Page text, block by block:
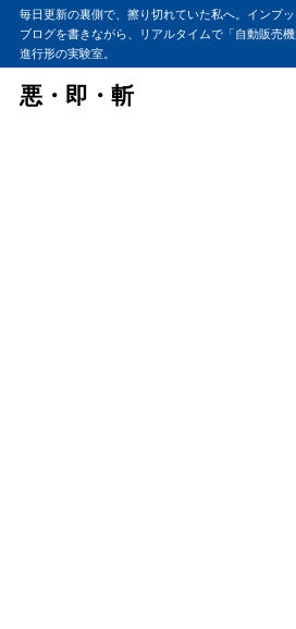
毎日更新の裏側で、擦り切れていた私へ。インプ
ブログを書きながら、リアルタイムで「自動販売
進行形の実験室。
悪・即・斬